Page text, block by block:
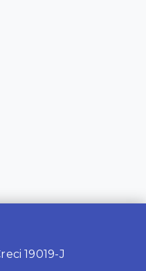
19019-J